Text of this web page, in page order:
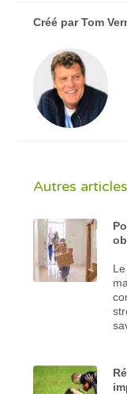
Créé parTom
Autres articles